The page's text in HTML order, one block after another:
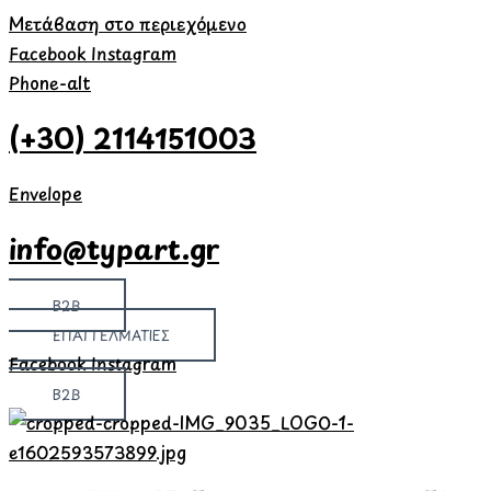
Μετάβαση στο περιεχόμενο
Facebook Instagram
Phone-alt
(+30) 2114151003
Envelope
info@typart.gr
B2B
ΕΠΑΓΓΕΛΜΑΤΙΕΣ
FacebookInstagram
B2B